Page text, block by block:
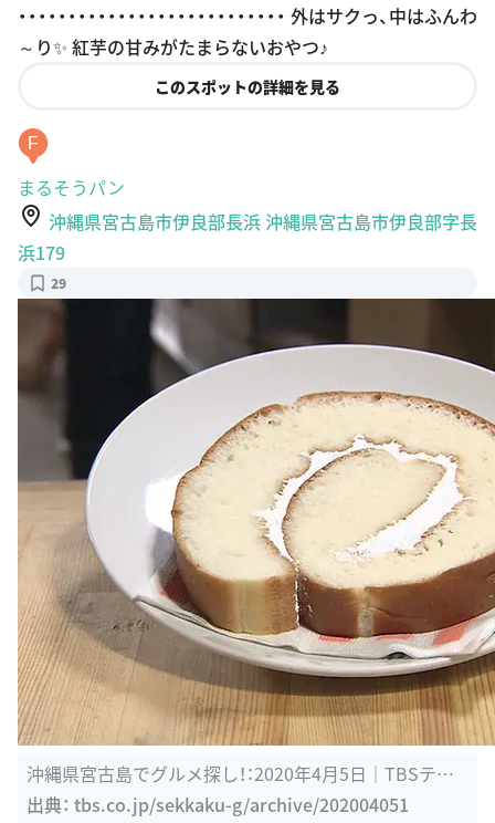
・・・・・・・・・・・・・・・・・・・・・・・・・・・ 外はサクっ、中はふんわ
～り✨ 紅芋の甘みがたまらないおやつ♪
このスポットの詳細を見る
F
まるそうパン
沖縄県宮古島市伊良部長浜 沖縄県宮古島市伊良部字長
浜179
29
沖縄県宮古島でグルメ探し！：2020年4月5日｜TBSテレ
ビ：バナナマンの ...
出典： tbs.co.jp/sekkaku-g/archive/202004051